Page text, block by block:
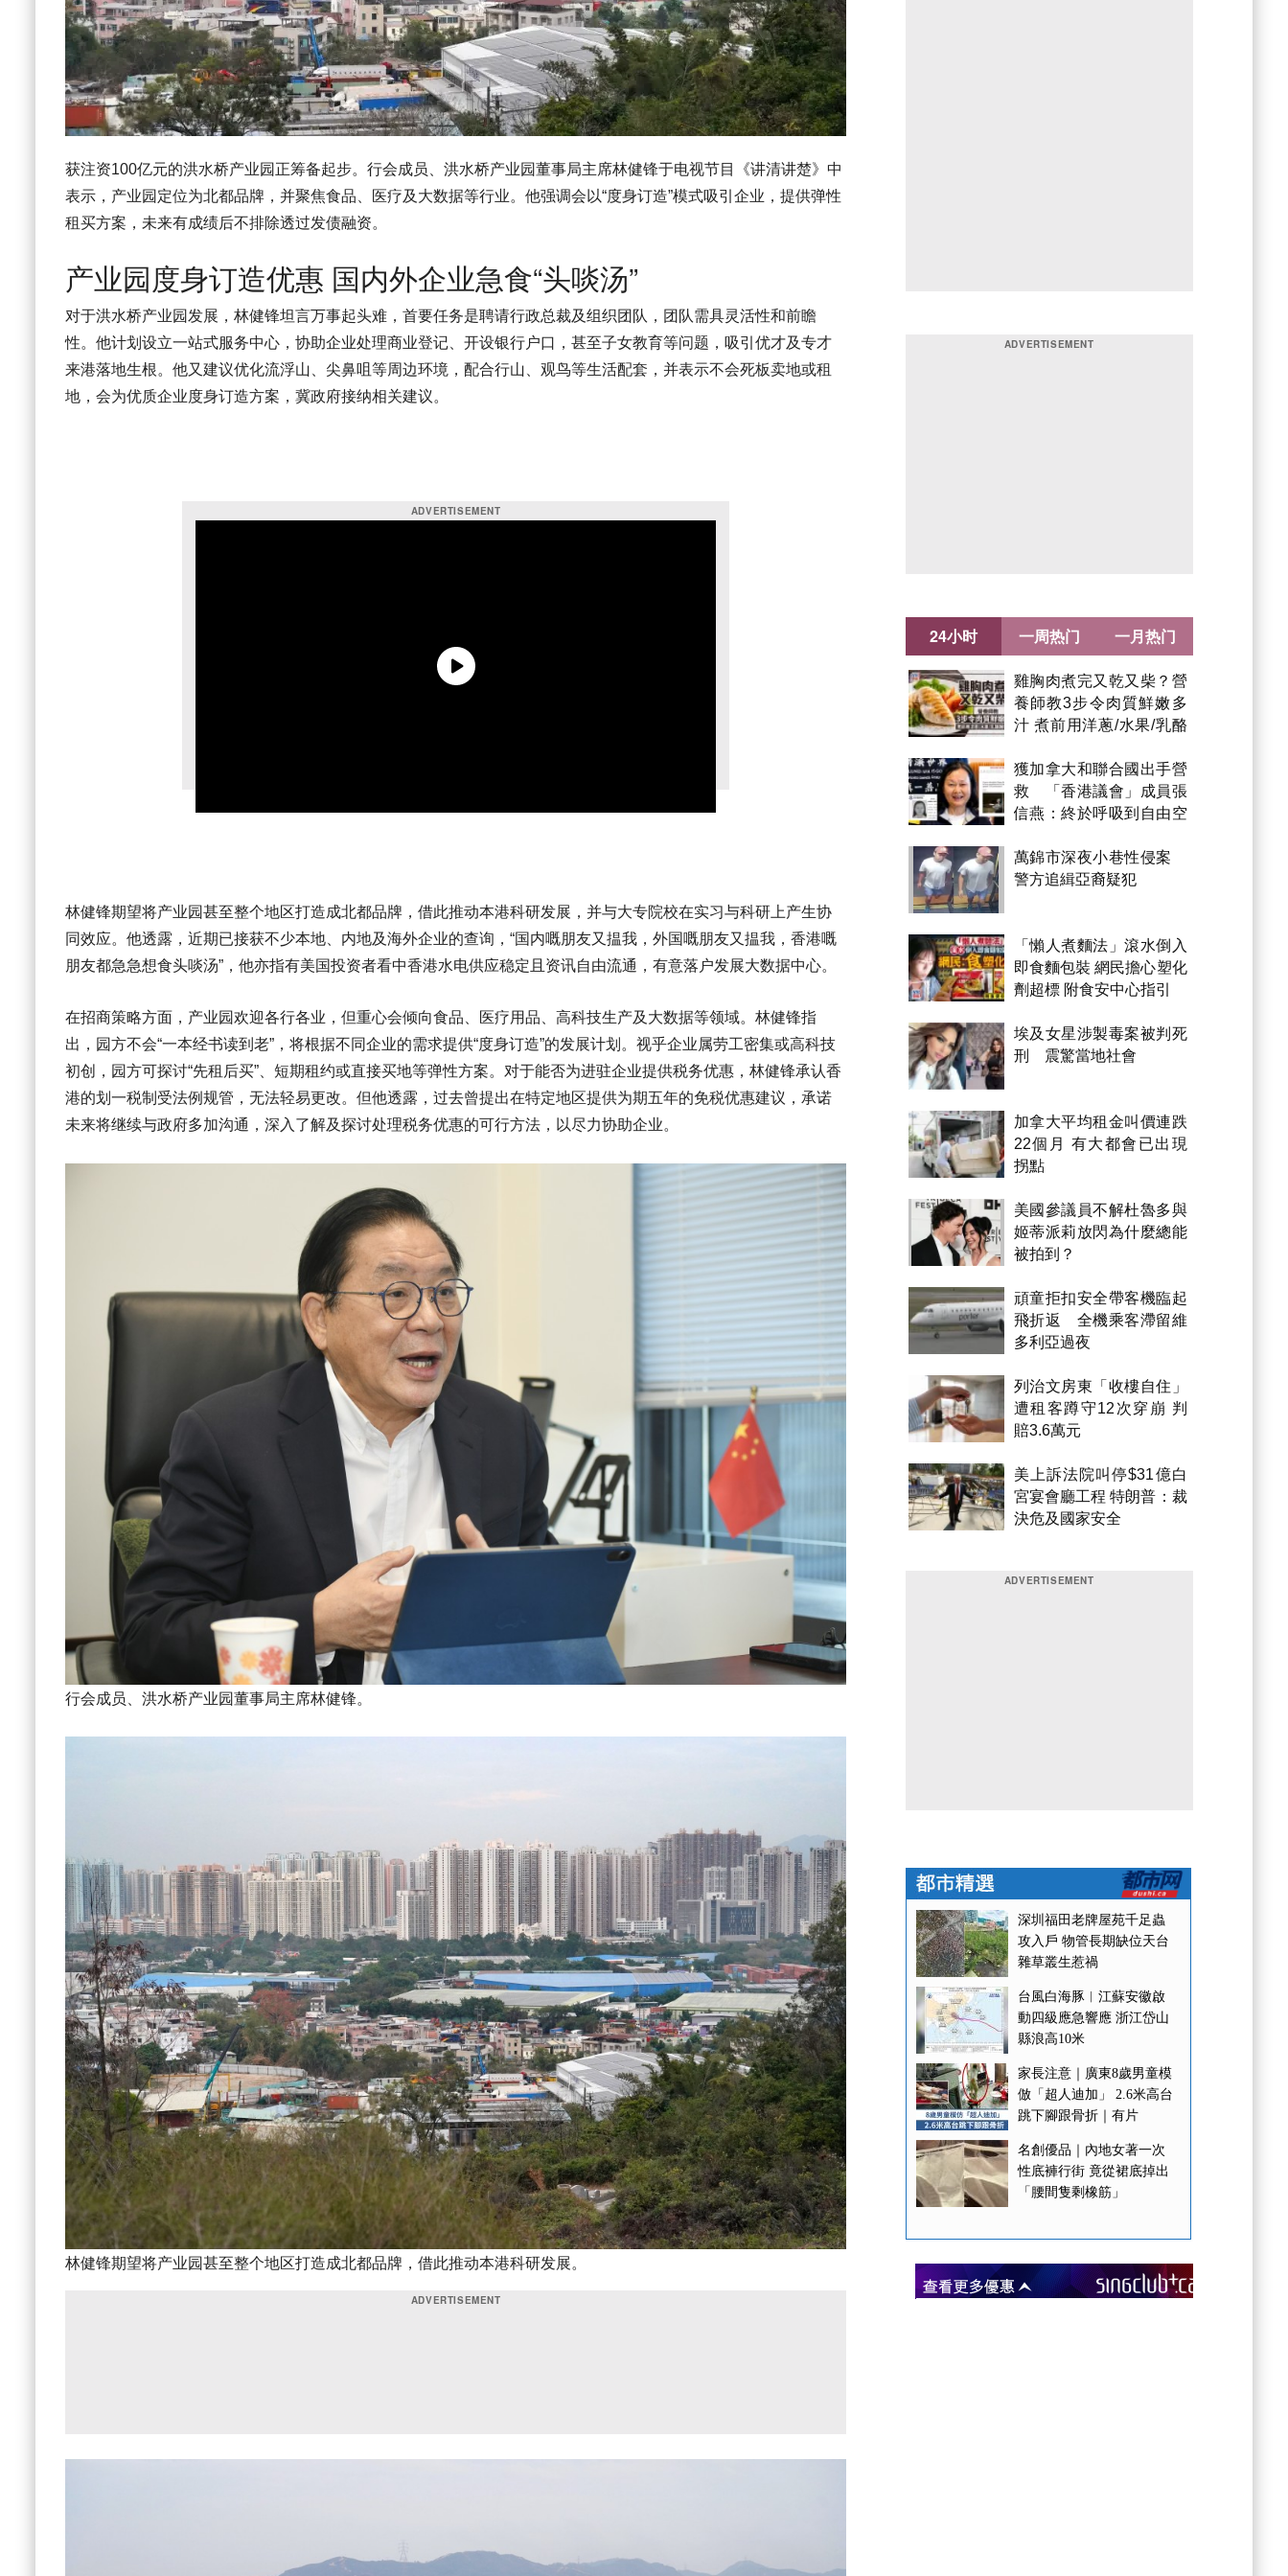
获注资100亿元的洪水桥产业园正筹备起步。行会成员、洪水桥产业园董事局主席林健锋于电视节目《讲清讲楚》中
表示，产业园定位为北都品牌，并聚焦食品、医疗及大数据等行业。他强调会以“度身订造”模式吸引企业，提供弹性
租买方案，未来有成绩后不排除透过发债融资。
产业园度身订造优惠 国内外企业急食“头啖汤”
对于洪水桥产业园发展，林健锋坦言万事起头难，首要任务是聘请行政总裁及组织团队，团队需具灵活性和前瞻
性。他计划设立一站式服务中心，协助企业处理商业登记、开设银行户口，甚至子女教育等问题，吸引优才及专才
来港落地生根。他又建议优化流浮山、尖鼻咀等周边环境，配合行山、观鸟等生活配套，并表示不会死板卖地或租
地，会为优质企业度身订造方案，冀政府接纳相关建议。
林健锋期望将产业园甚至整个地区打造成北都品牌，借此推动本港科研发展，并与大专院校在实习与科研上产生协
同效应。他透露，近期已接获不少本地、内地及海外企业的查询，“国内嘅朋友又揾我，外国嘅朋友又揾我，香港嘅
朋友都急急想食头啖汤”，他亦指有美国投资者看中香港水电供应稳定且资讯自由流通，有意落户发展大数据中心。
在招商策略方面，产业园欢迎各行各业，但重心会倾向食品、医疗用品、高科技生产及大数据等领域。林健锋指
出，园方不会“一本经书读到老”，将根据不同企业的需求提供“度身订造”的发展计划。视乎企业属劳工密集或高科技
初创，园方可探讨“先租后买”、短期租约或直接买地等弹性方案。对于能否为进驻企业提供税务优惠，林健锋承认香
港的划一税制受法例规管，无法轻易更改。但他透露，过去曾提出在特定地区提供为期五年的免税优惠建议，承诺
未来将继续与政府多加沟通，深入了解及探讨处理税务优惠的可行方法，以尽力协助企业。
行会成员、洪水桥产业园董事局主席林健锋。
林健锋期望将产业园甚至整个地区打造成北都品牌，借此推动本港科研发展。
24小时
雞胸肉煮完又乾又柴？營
養師教3步令肉質鮮嫩多
汁 煮前用洋蔥/水果/乳酪
獲加拿大和聯合國出手營
救 「香港議會」成員張
信燕：終於呼吸到自由空
萬錦市深夜小巷性侵案
警方追緝亞裔疑犯
「懶人煮麵法」滾水倒入
即食麵包裝 網民擔心塑化
劑超標 附食安中心指引
埃及女星涉製毒案被判死
刑 震驚當地社會
加拿大平均租金叫價連跌
22個月 有大都會已出現
拐點
美國參議員不解杜魯多與
姬蒂派莉放閃為什麼總能
被拍到？
頑童拒扣安全帶客機臨起
飛折返 全機乘客滯留維
多利亞過夜
列治文房東「收樓自住」
遭租客蹲守12次穿崩 判
賠3.6萬元
美上訴法院叫停$31億白
宮宴會廳工程 特朗普：裁
決危及國家安全
一周热门 一月热门